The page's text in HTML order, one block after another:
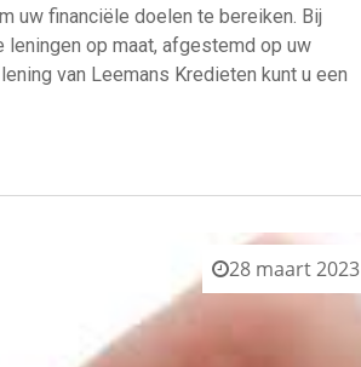
uw financiële doelen te bereiken. Bij
op maat, afgestemd op uw
van Leemans Kredieten kunt u een
28 maart 2023